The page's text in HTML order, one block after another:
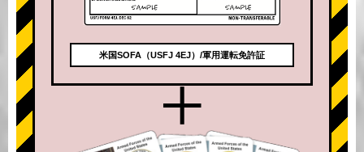
米国SOFA（USFJ 4EJ）/軍用運転免許証
+